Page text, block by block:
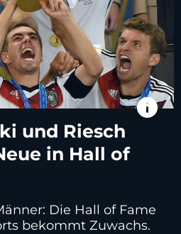
info
und Riesch
in Hall of
Die Hall of Fame
bekommt Zuwachs.